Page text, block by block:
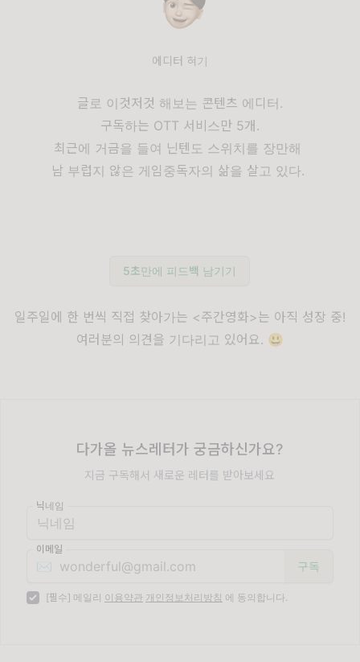
에디터 혀기
글로 이것저것 해보는 콘텐츠 에디터.
구독하는 OTT 서비스만 5개.
최근에 거금을 들여 닌텐도 스위치를 장만해
남 부럽지 않은 게임중독자의 삶을 살고 있다.
5초만에 피드백 남기기
일주일에 한 번씩 직접 찾아가는 <주간영화>는 아직 성장 중!
여러분의 의견을 기다리고 있어요. 😃
다가올 뉴스레터가 궁금하신가요?
지금 구독해서 새로운 레터를 받아보세요
닉네임
이메일
✉️
[필수] 메일리 이용약관 개인정보처리방침 에 동의합니다.